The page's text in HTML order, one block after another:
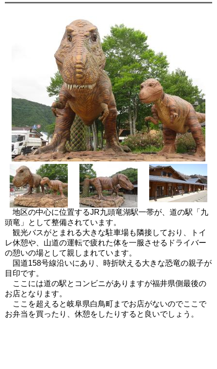
地区の中心に位置するJR九頭竜湖駅一帯が、道の駅「九
頭竜」として整備されています。
観光バスがとまれる大きな駐車場も隣接しており、トイ
レ休憩や、山道の運転で疲れた体を一服させるドライバー
の憩いの場として親しまれています。
国道158号線沿いにあり、時折吠える大きな恐竜の親子が
目印です。
ここには道の駅とコンビニがありますが福井県側最後の
お店となります。
ここを超えると岐阜県白鳥町までお店がないのでここで
お弁当を買ったり、休憩をしたりすると良いでしょう。